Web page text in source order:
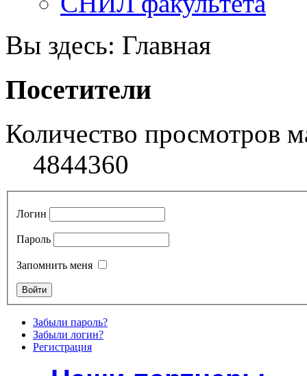
Вы здесь: Главная
Посетители
Количество просмотров
4844360
Логин
Пароль
Запомнить меня
Забыли пароль?
Забыли логин?
Регистрация